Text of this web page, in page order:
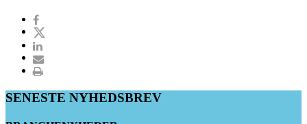
SENESTE NYHEDSBREV